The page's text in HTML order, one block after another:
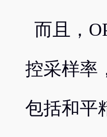
而且，
控采样率
包括和平